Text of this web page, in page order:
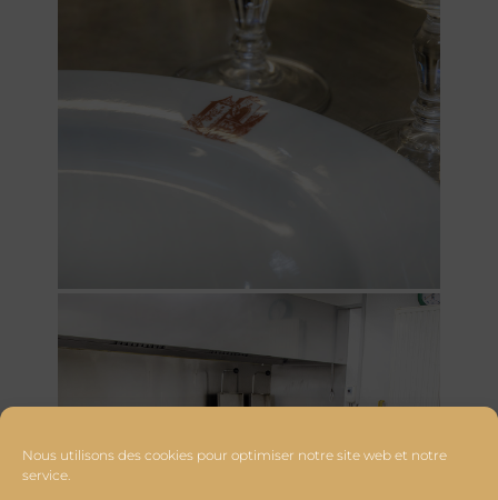
Nous utilisons des cookies pour optimiser notre site web et notre
service.